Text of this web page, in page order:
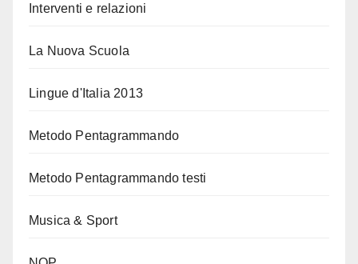
Interventi e relazioni
La Nuova Scuola
Lingue d'Italia 2013
Metodo Pentagrammando
Metodo Pentagrammando testi
Musica & Sport